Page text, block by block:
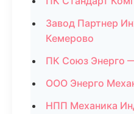
Завод Партнер
Кемерово
ПК Союз Энерго
ООО Энерго
НПП Механика